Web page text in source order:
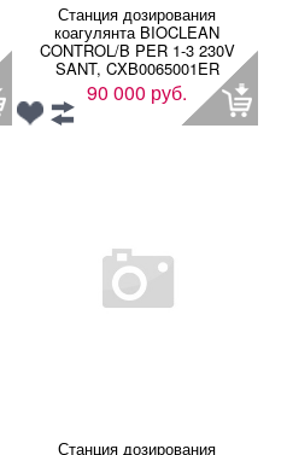
Станция дозирования
коагулянта BIOCLEAN
CONTROL/B PER 1-3 230V
SANT, CXB0065001ER
90 000 руб.
Станция дозирования